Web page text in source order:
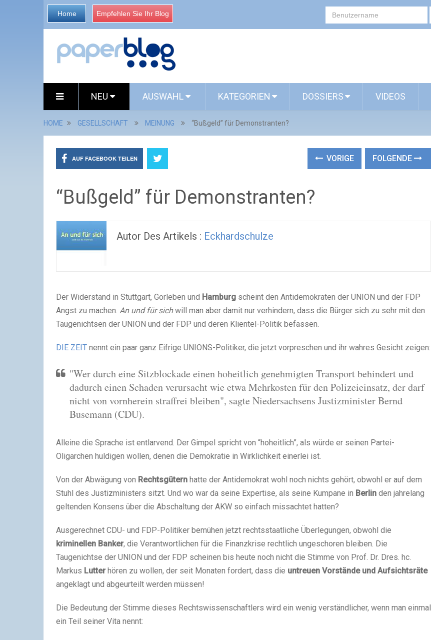
Home Empfehlen Sie Ihr Blog
NEU AUSWAHL KATEGORIEN DOSSIERS VIDEOS
HOME GESELLSCHAFT MEINUNG “Bußgeld” für Demonstranten?
AUF FACEBOOK TEILEN VORIGE FOLGENDE
“Bußgeld” für Demonstranten?
Autor Des Artikels : Eckhardschulze
Der Widerstand in Stuttgart, Gorleben und Hamburg scheint den Antidemokraten der UNION und der FDP
Angst zu machen. An und für sichwill man aber damit nur verhindern, dass die Bürger sich zu sehr mit den
Taugenichtsen der UNION und der FDP und deren Klientel-Politik befassen.
DIE ZEIT nennt ein paar ganz Eifrige UNIONS-Politiker, die jetzt vorpreschen und ihr wahres Gesicht zeigen:
"Wer durch eine Sitzblockade einen hoheitlich genehmigten Transport behindert und
dadurch einen Schaden verursacht wie etwa Mehrkosten für den Polizeieinsatz, der darf
nicht von vornherein straffrei bleiben", sagte Niedersachsens Justizminister Bernd
Busemann (CDU).
Alleine die Sprache ist entlarvend. Der Gimpel spricht von “hoheitlich”, als würde er seinen Partei-
Oligarchen huldigen wollen, denen die Demokratie in Wirklichkeit einerlei ist.
Von der Abwägung von Rechtsgütern hatte der Antidemokrat wohl noch nichts gehört, obwohl er auf dem
Stuhl des Justizministers sitzt. Und wo war da seine Expertise, als seine Kumpane in Berlin den jahrelang
geltenden Konsens über die Abschaltung der AKW so einfach missachtet hatten?
Ausgerechnet CDU- und FDP-Politiker bemühen jetzt rechtsstaatliche Überlegungen, obwohl die
kriminellen Banker, die Verantwortlichen für die Finanzkrise rechtlich ungeschoren bleiben. Die
Taugenichtse der UNION und der FDP scheinen bis heute noch nicht die Stimme von Prof. Dr. Dres. hc.
Markus Lutter hören zu wollen, der seit Monaten fordert, dass die untreuen Vorstände und Aufsichtsräte
angeklagt und abgeurteilt werden müssen!
Die Bedeutung der Stimme dieses Rechtswissenschaftlers wird ein wenig verständlicher, wenn man einmal
ein Teil seiner Vita nennt: